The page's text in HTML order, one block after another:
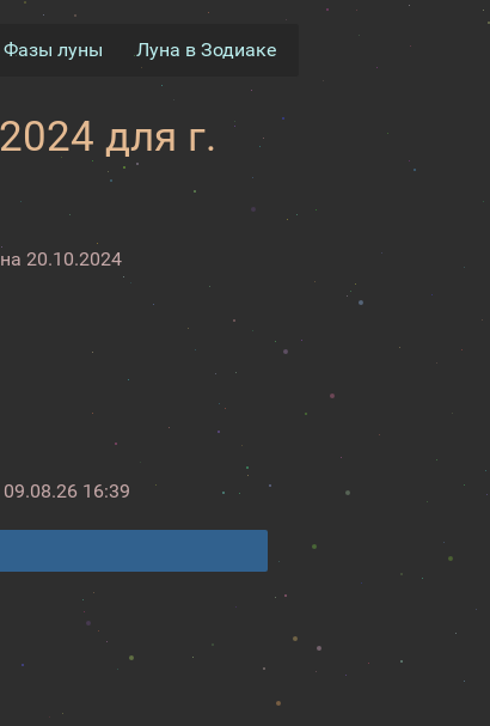
Фазы луны Луна в Зодиаке
для г.
20.10.2024
09.08.26 16:39